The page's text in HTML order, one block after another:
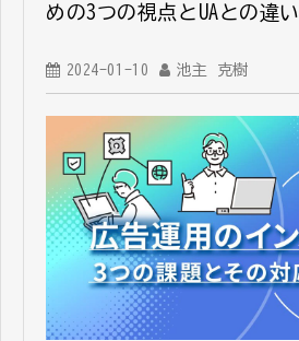
めの3つの視点とUAとの違い
2024-01-10 池主 克樹